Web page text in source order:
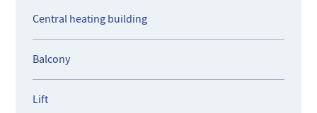
Central heating building
Balcony
Lift